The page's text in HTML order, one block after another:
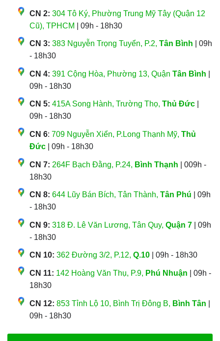
CN 2: 304 Tô Ký, Phường Trung Mỹ Tây (Quận 12
Cũ), TPHCM
| 09h - 18h30
CN 3: 383 Nguyễn Trọng Tuyển, P.2, Tân Bình | 09h
- 18h30
CN 4: 391 Cộng Hòa, Phường 13, Quận Tân Bình
09h - 18h30
CN 5: 415A Song Hành, Trường Thọ, Thủ Đức
09h - 18h30
CN 6: 709 Nguyễn Xiển, P.Long Thạnh Mỹ, Thủ
Đức | 09h - 18h30
CN 7: 264F Bạch Đằng, P.24, Bình Thạnh | 009h -
18h30
CN 8: 644 Lũy Bán Bích, Tân Thành, Tân Phú | 09h
- 18h30
CN 9: 318 Đ. Lê Văn Lương, Tân Quy, Quận 7 | 09h
- 18h30
CN 10: 362 Đường 3/2, P.12, Q.10 | 09h - 18h30
CN 11: 142 Hoàng Văn Thụ, P.9, Phú Nhuận | 09h -
18h30
CN 12: 853 Tỉnh Lộ 10, Bình Trị Đông B, Bình Tân
09h - 18h30